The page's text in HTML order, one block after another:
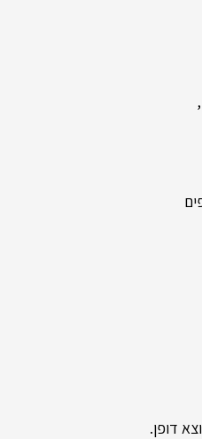
דופן.